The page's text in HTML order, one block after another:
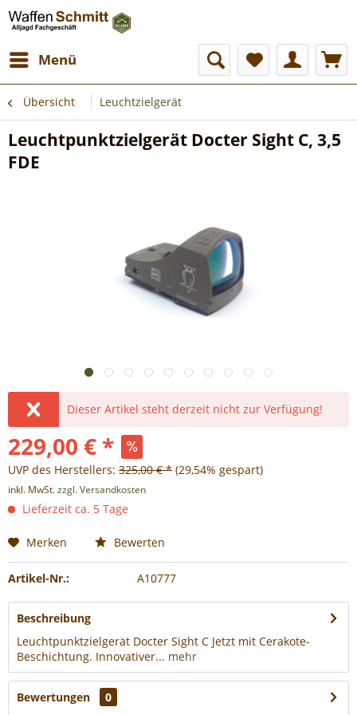
Menü
Übersicht Leuchtzielgerät
Leuchtpunktzielgerät Docter Sight C, 3,5
FDE
Dieser Artikel steht derzeit nicht zur Verfügung!
229,00 € *
UVP des Herstellers: 325,00 € * (29,54% gespart)
inkl. MwSt.zzgl. Versandkosten
Lieferzeit ca. 5 Tage
Merken Bewerten
Artikel-Nr.: A10777
Beschreibung
Leuchtpunktzielgerät Docter Sight C Jetzt mit Cerakote-
Beschichtung. Innovativer... mehr
Bewertungen
0